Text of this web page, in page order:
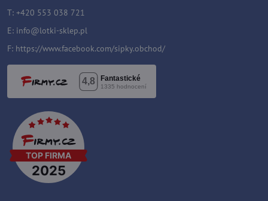
T: +420 553 038 721
E: info@lotki-sklep.pl
F: https://www.facebook.com/sipky.obchod/